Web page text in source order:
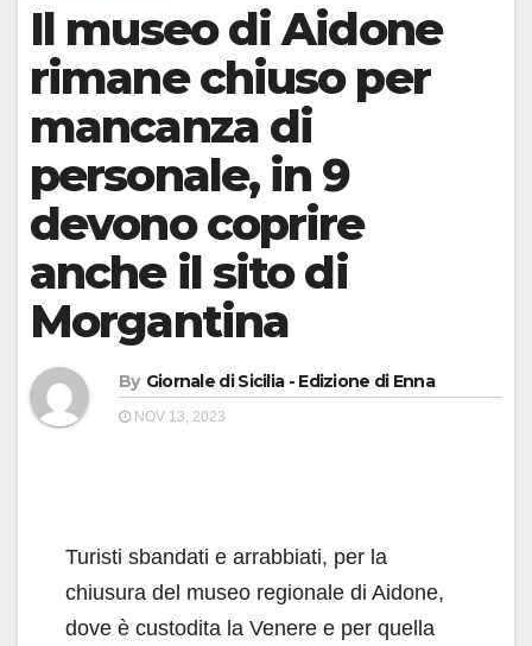
Il museo di Aidone
rimane chiuso per
mancanza di
personale, in 9
devono coprire
anche il sito di
Morgantina
By Giornale di Sicilia - Edizione di Enna
NOV 13, 2023
Turisti sbandati e arrabbiati, per la
chiusura del museo regionale di Aidone,
dove è custodita la Venere e per quella